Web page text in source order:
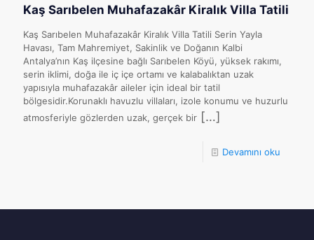
Kaş Sarıbelen Muhafazakâr Kiralık Villa Tatili
Kaş Sarıbelen Muhafazakâr Kiralık Villa Tatili Serin Yayla
Havası, Tam Mahremiyet, Sakinlik ve Doğanın Kalbi
Antalya’nın Kaş ilçesine bağlı Sarıbelen Köyü, yüksek rakımı,
serin iklimi, doğa ile iç içe ortamı ve kalabalıktan uzak
yapısıyla muhafazakâr aileler için ideal bir tatil
bölgesidir.Korunaklı havuzlu villaları, izole konumu ve huzurlu
atmosferiyle gözlerden uzak, gerçek bir […]
Devamını oku